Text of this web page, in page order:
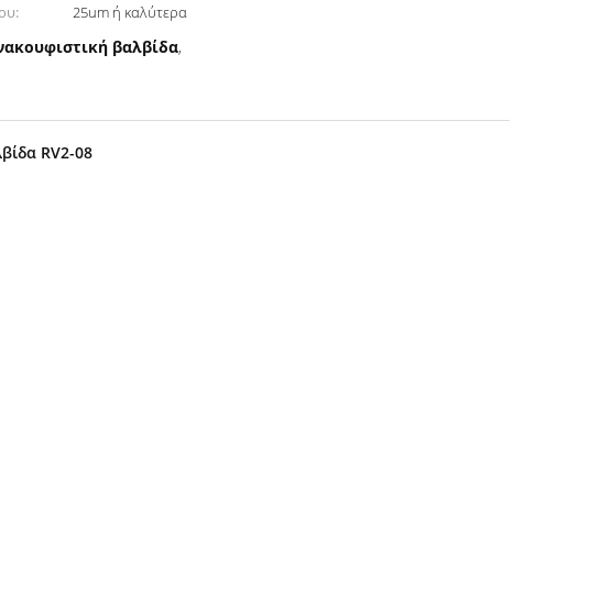
25um ή καλύτερα
βαλβίδα,
RV2-08